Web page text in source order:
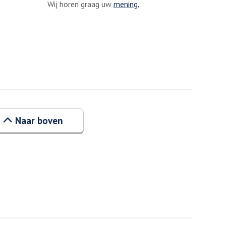
Wij horen graag uw mening.
Naar boven